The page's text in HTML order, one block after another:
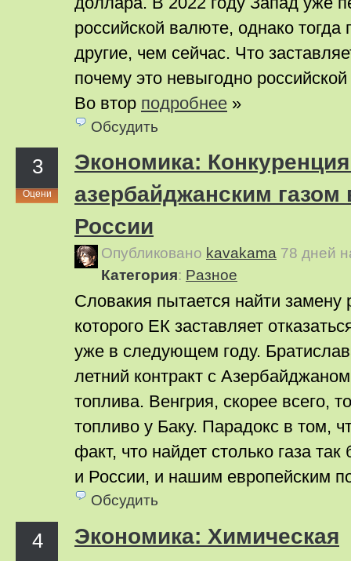
российской валюте, однако
другие, чем сейчас. Что
почему это невыгодно
Во втор подробнее »
Обсудить
3
Оцени
Экономика:
азербайджанским газом
России
Опубликовано kavakama 78 дней
Категория: Pазное
Словакия пытается найти замену
которого ЕК заставляет
уже в следующем году.
летний контракт с
топлива. Венгрия, скорее всего,
топливо у Баку. Парадокс в том,
факт, что найдет столько газа
и России, и нашим европейским
Обсудить
4
Экономика: Химическая